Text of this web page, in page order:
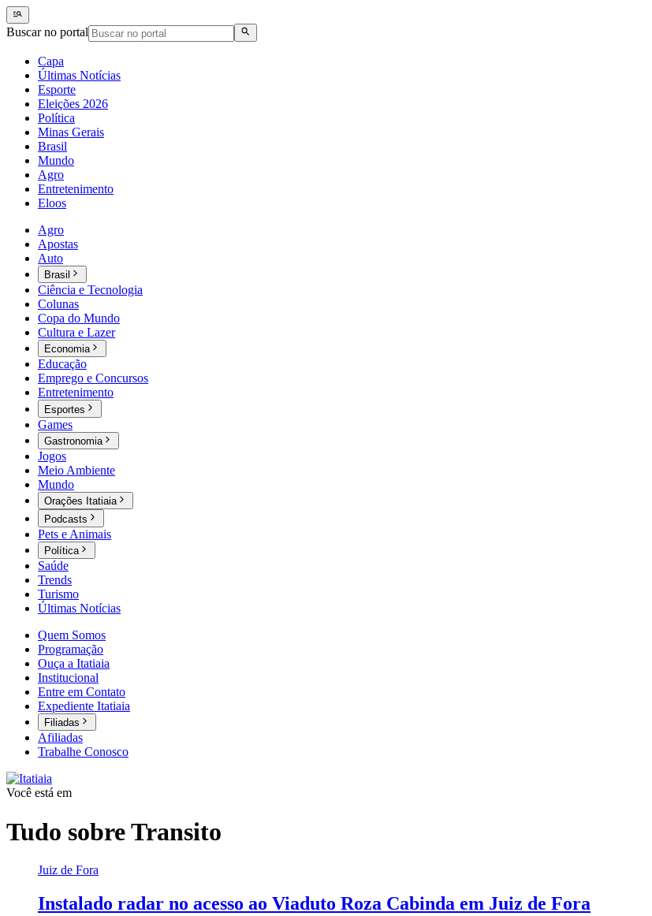
Buscar no portal
Capa
Últimas Notícias
Esporte
Eleições 2026
Política
Minas Gerais
Brasil
Mundo
Agro
Entretenimento
Eloos
Agro
Apostas
Auto
Brasil
Ciência e Tecnologia
Colunas
Copa do Mundo
Cultura e Lazer
Economia
Educação
Emprego e Concursos
Entretenimento
Esportes
Games
Gastronomia
Jogos
Meio Ambiente
Mundo
Orações Itatiaia
Podcasts
Pets e Animais
Política
Saúde
Trends
Turismo
Últimas Notícias
Quem Somos
Programação
Ouça a Itatiaia
Institucional
Entre em Contato
Expediente Itatiaia
Filiadas
Afiliadas
Trabalhe Conosco
Você está em
Tudo sobreTransito
Juiz de Fora
Instalado radar no acesso ao Viaduto Roza Cabinda em Juiz de Fora